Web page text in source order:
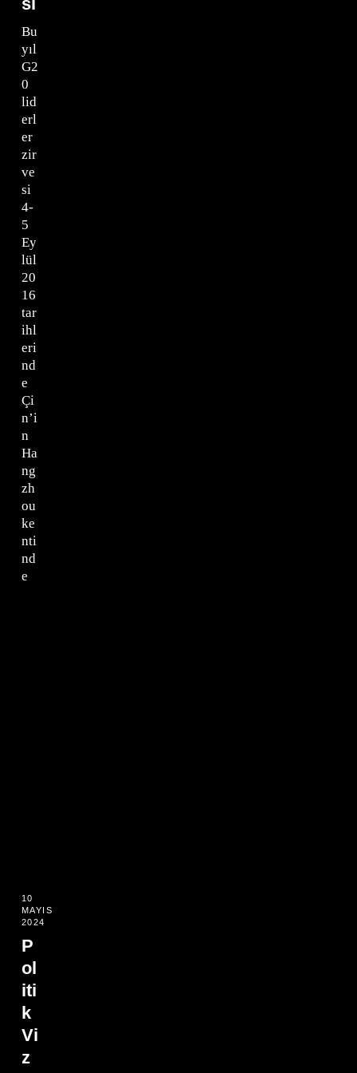
Bu
yıl
G2
0
lid
erl
er
zir
ve
si
4-
5
Ey
lül
20
16
tar
ihl
eri
nd
e
Çi
n’i
n
Ha
ng
zh
ou
ke
nti
nd
e
10
MAYIS
2024
P
ol
iti
k
Vi
z